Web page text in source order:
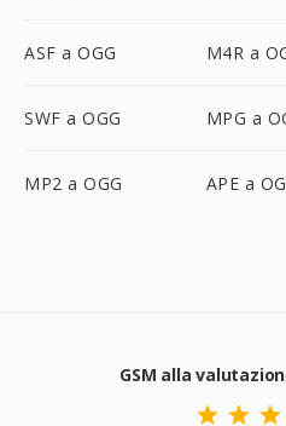
ASF a OGG M4R a
SWF a OGG MPG a
MP2 a OGG APE a
GSM alla